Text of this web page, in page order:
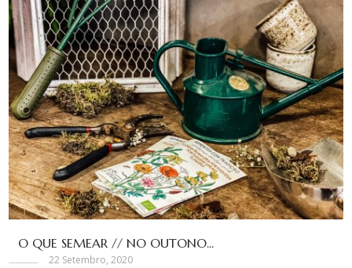
O QUE SEMEAR // NO OUTONO...
22 Setembro, 2020